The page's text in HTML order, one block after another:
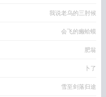
我说老乌的三肘候
会飞的癞蛤蟆
肥翁
卜了
雪至剑落归途